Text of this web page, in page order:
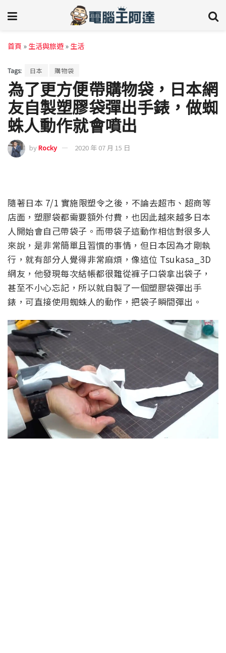
首頁 » 生活與旅遊 » 生活
Tags: 日本 購物袋
為了更方便帶購物袋，日本網
友自製塑膠袋彈出手錶，做蜘
蛛人動作就會噴出
byRocky 2020 年 07 月 15 日
隨著日本 7/1 實施限塑令之後，不論去超市、超商等
店面，塑膠袋都需要額外付費，也因此越來越多日本
人開始會自己帶袋子。而帶袋子這動作相信對很多人
來說，是非常簡單且習慣的事情，但日本因為才剛執
行，就有部分人覺得非常麻煩，像這位 Tsukasa_3D
網友，他發現每次結帳都很難從褲子口袋拿出袋子，
甚至不小心忘記，所以就自製了一個塑膠袋彈出手
錶，可直接使用蜘蛛人的動作，把袋子瞬間彈出。